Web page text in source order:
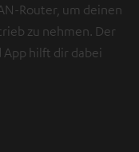
Router, um deinen
zu nehmen. Der
hilft dir dabei